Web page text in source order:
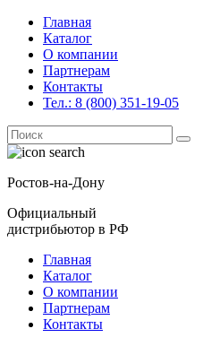
Главная
Каталог
О компании
Партнерам
Контакты
Тел.: 8 (800) 351-19-05
Поиск
for:
Ростов-на-Дону
Официальный
дистрибьютор в РФ
Главная
Каталог
О компании
Партнерам
Контакты